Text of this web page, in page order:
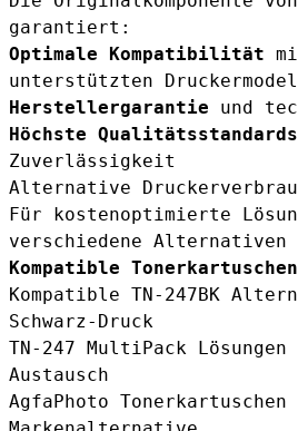
garantiert:
Optimale Kompatibilität
unterstützten
Herstellergarantie und
Höchste Qualitätsstandards
Zuverlässigkeit
Alternative
Für kostenoptimierte
verschiedene Alternativen
Kompatible
Kompatible TN-247BK
Schwarz-Druck
TN-247 MultiPack Lösungen
Austausch
AgfaPhoto Tonerkartuschen